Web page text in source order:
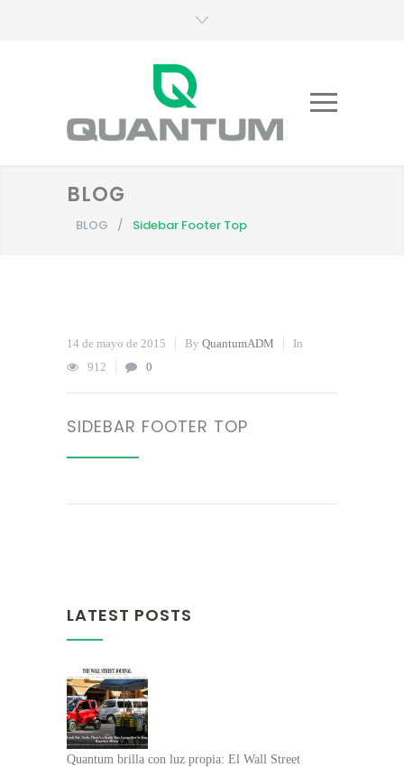
BLOG
BLOG / Sidebar Footer Top
14 de mayo de 2015 By QuantumADM
In
912
0
SIDEBAR FOOTER TOP
LATEST POSTS
Quantum brilla con luz propia: El Wall Street